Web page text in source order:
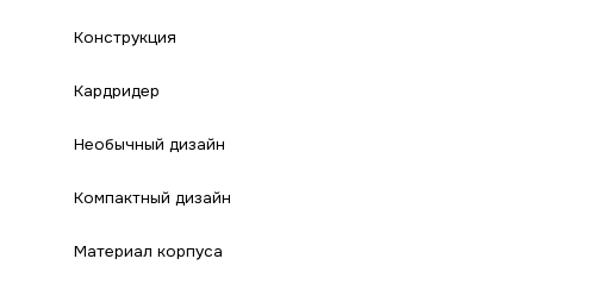
Конструкция
Кардридер
Необычный дизайн
Компактный дизайн
Материал корпуса